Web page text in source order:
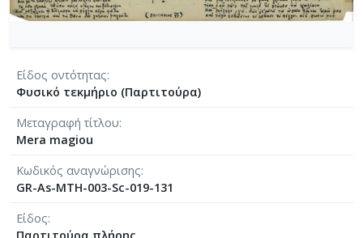
[Φάκελος] GR-As-MTH-003-Sc-025-153-
[Φάκελος] GR-As-MTH-003-Sc-026-157-
[Φάκελος] GR-As-MTH-003-Sc-026-159-Η
[Φάκελος] GR-As-MTH-003-Sc-028-161-Μικρές
[Φάκελος] GR-As-MTH-003-Sc-028-162-Το
Είδος οντότητας
Φυσικό τεκμήριο (Παρτιτούρα)
Μεταγραφή τίτλου
Mera magiou
Κωδικός αναγνώρισης
GR-As-MTH-003-Sc-019-131
Είδος